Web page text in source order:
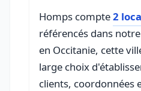
Homps compte2
référencés dans
en Occitanie, cette
large choix
clients, coordonnées